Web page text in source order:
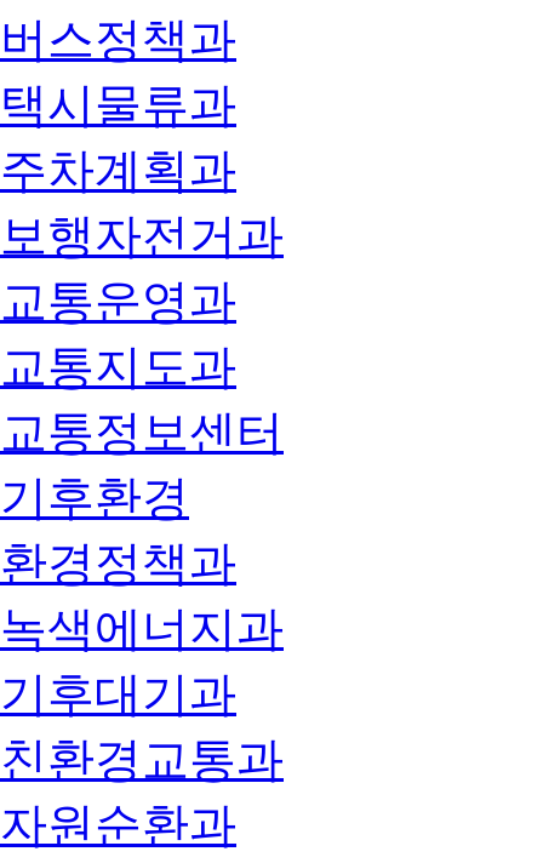
버스정책과
택시물류과
주차계획과
보행자전거과
교통운영과
교통지도과
교통정보센터
기후환경
환경정책과
녹색에너지과
기후대기과
친환경교통과
자원순환과